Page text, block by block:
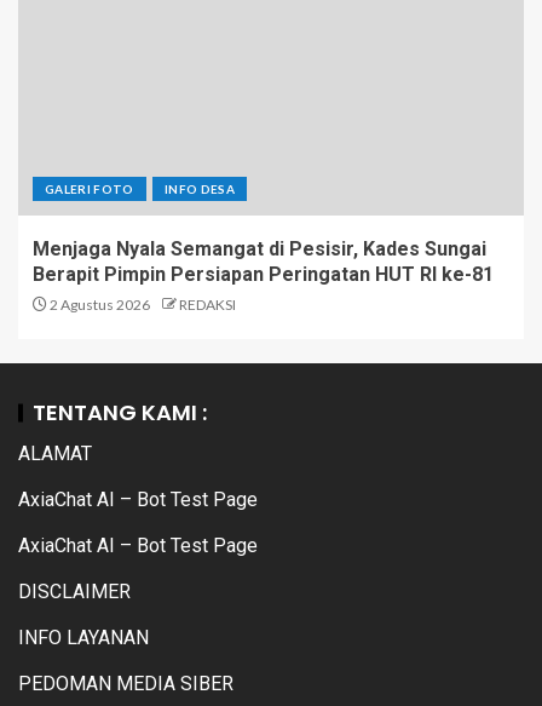
GALERI FOTO INFO DESA
Menjaga Nyala Semangat di Pesisir, Kades Sungai
Berapit Pimpin Persiapan Peringatan HUT RI ke-81
2 Agustus 2026 REDAKSI
TENTANG KAMI :
ALAMAT
AxiaChat AI – Bot Test Page
AxiaChat AI – Bot Test Page
DISCLAIMER
INFO LAYANAN
PEDOMAN MEDIA SIBER